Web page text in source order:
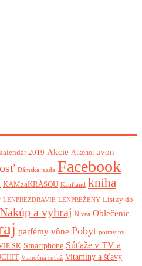
2019 Akcie Alkohol avon
Dámska jazda Facebook
KAMzaKRÁSOU Kaufland kniha
LENPREZDRAVIE LENPREŽENY Lístky do
Nakúp a vyhraj Nivea Oblečenie
parfémy vône Pobyt potraviny
Smartphone Súťaže v TV a
Vianočná súťaž Vitamíny a šťavy